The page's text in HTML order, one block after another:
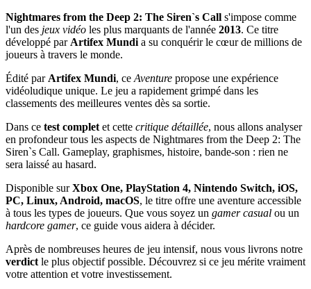
Nightmares from the Deep 2: The Siren`s Call s'impose comme
l'un des jeux vidéo les plus marquants de l'année 2013. Ce titre
développé par Artifex Mundi a su conquérir le cœur de millions de
joueurs à travers le monde.
Édité par Artifex Mundi, ce Aventure propose une expérience
vidéoludique unique. Le jeu a rapidement grimpé dans les
classements des meilleures ventes dès sa sortie.
Dans ce test complet et cette critique détaillée, nous allons analyser
en profondeur tous les aspects de Nightmares from the Deep 2: The
Siren`s Call. Gameplay, graphismes, histoire, bande-son : rien ne
sera laissé au hasard.
Disponible surXbox One, PlayStation 4, Nintendo Switch, iOS,
PC, Linux, Android, macOS, le titre offre une aventure accessible
à tous les types de joueurs. Que vous soyez un gamer casual ou un
hardcore gamer, ce guide vous aidera à décider.
Après de nombreuses heures de jeu intensif, nous vous livrons notre
verdict le plus objectif possible. Découvrez si ce jeu mérite vraiment
votre attention et votre investissement.